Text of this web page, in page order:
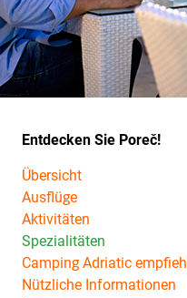
Entdecken Sie Poreč!
Übersicht
Ausflüge
Aktivitäten
Spezialitäten
Camping Adriatic
Nützliche Informationen